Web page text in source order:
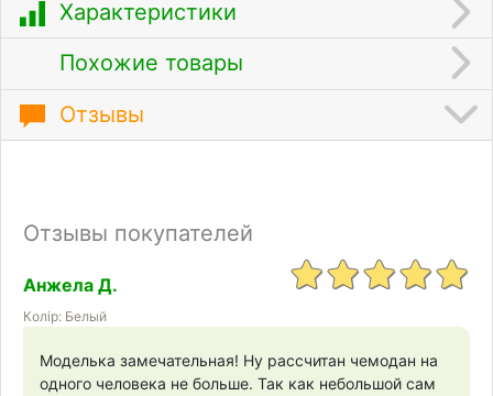
Характеристики
Похожие товары
Отзывы
Отзывы покупателей
Анжела Д.
Колір: Белый
Моделька замечательная! Ну рассчитан чемодан на
одного человека не больше. Так как небольшой сам